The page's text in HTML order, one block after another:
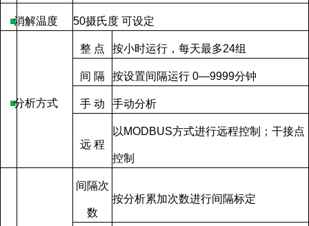
■消解温度 50摄氏度 可设定
■分析方式
整 点 按小时运行，每天最多24组
间 隔 按设置间隔运行 0—9999分钟
手 动 手动分析
远 程
以 MODBUS方式进行远程控制；干接点
控制
间隔次
数
按分析累加次数进行间隔标定